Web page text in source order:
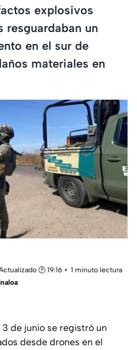
explosivos
resguardaban un
en el sur de
materiales en
Actualizado 🕑 19:16
1 minuto lectura
de junio se registró un
desde drones en el